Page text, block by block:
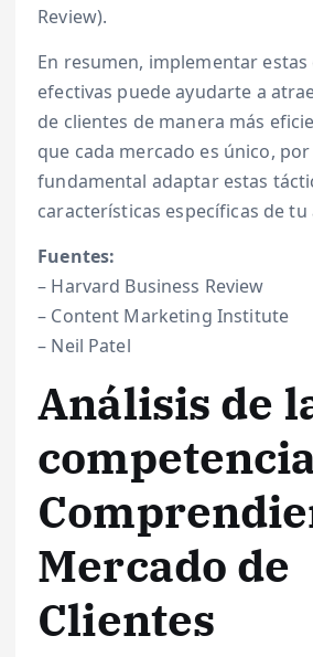
Review).
En resumen, implementar
efectivas puede ayudarte a
de clientes de manera más
que cada mercado es único,
fundamental adaptar estas
características específicas de tu
Fuentes:
– Harvard Business Review
– Content Marketing Institute
– Neil Patel
Análisis de
Mercado de
Clientes